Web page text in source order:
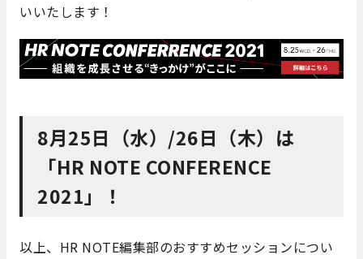
いいたします！
8月25日（水）/26日（木）は
「HR NOTE CONFERENCE
2021」！
以上、HR NOTE編集部のおすすめセッションについ